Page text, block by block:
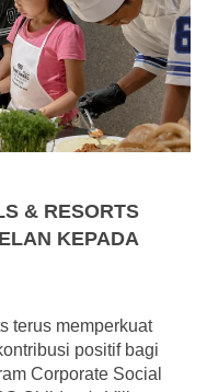
& RESORTS
KEPADA
terus memperkuat
positif bagi
Corporate Social